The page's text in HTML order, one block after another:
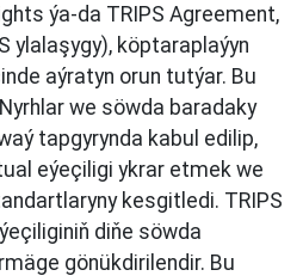
ýa-da TRIPS Agreement,
ylalaşygy), köptaraplaýyn
aýratyn orun tutýar. Bu
we söwda baradaky
tapgyrynda kabul edilip,
eýeçiligi ykrar etmek we
kesgitledi. TRIPS
diňe söwda
gönükdirilendir. Bu